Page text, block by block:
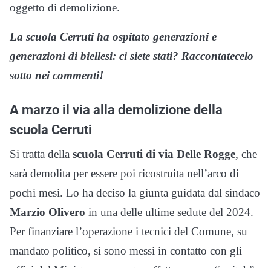
oggetto di demolizione.
La scuola Cerruti ha ospitato generazioni e
generazioni di biellesi: ci siete stati? Raccontatecelo
sotto nei commenti!
A marzo il via alla demolizione della
scuola Cerruti
Si tratta della scuola Cerruti di via Delle Rogge, che
sarà demolita per essere poi ricostruita nell’arco di
pochi mesi. Lo ha deciso la giunta guidata dal sindaco
Marzio Olivero in una delle ultime sedute del 2024.
Per finanziare l’operazione i tecnici del Comune, su
mandato politico, si sono messi in contatto con gli